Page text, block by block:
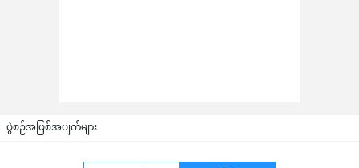
ပွဲစဉ်အဖြစ်အပျက်များ